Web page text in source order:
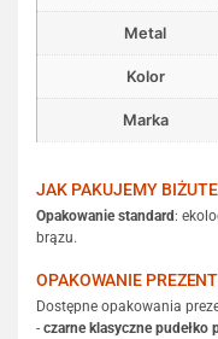
Metal
Kolor
Marka
JAK PAKUJEMY
Opakowanie standard:
brązu.
OPAKOWANIE
Dostępne opakowania
- czarne klasyczne pudełko